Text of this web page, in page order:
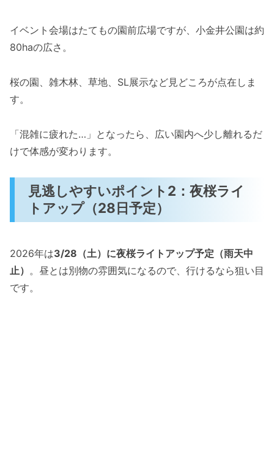
イベント会場はたてもの園前広場ですが、小金井公園は約
80haの広さ。
桜の園、雑木林、草地、SL展示など見どころが点在しま
す。
「混雑に疲れた…」となったら、広い園内へ少し離れるだ
けで体感が変わります。
見逃しやすいポイント2：夜桜ライ
トアップ（28日予定）
2026年は3/28（土）に夜桜ライトアップ予定（雨天中
止） 。昼とは別物の雰囲気になるので、行けるなら狙い目
です。